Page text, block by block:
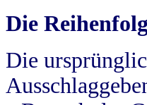
Die
Die